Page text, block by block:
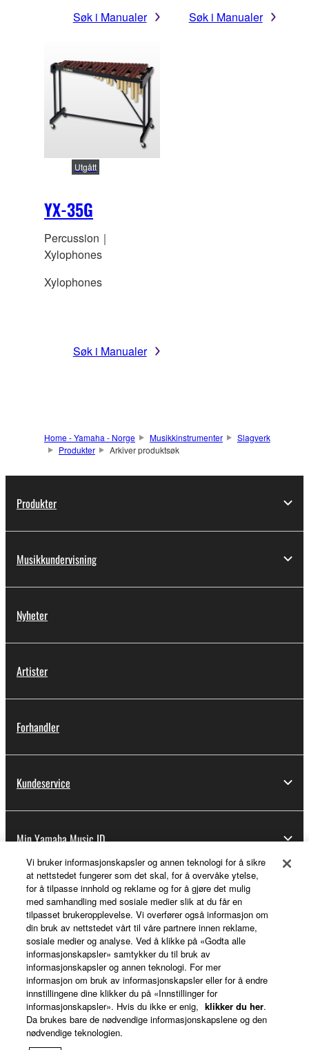
Søk i Manualer Søk i Manualer
YX-35G
Utgått
Percussion｜
Xylophones
Xylophones
Søk i Manualer
Home - Yamaha - Norge Musikkinstrumenter
Slagverk
Produkter
Arkiver produktsøk
Produkter
Musikkundervisning
Nyheter
Artister
Forhandler
Kundeservice
Min Yamaha Music ID
Om Yamaha
Norge - Norwegian
Virksomhet
Vi bruker informasjonskapsler og annen teknologi for å sikre
at nettstedet fungerer som det skal, for å overvåke ytelse,
for å tilpasse innhold og reklame og for å gjøre det mulig
med samhandling med sosiale medier slik at du får en
tilpasset brukeropplevelse. Vi overfører også informasjon om
din bruk av nettstedet vårt til våre partnere innen reklame,
sosiale medier og analyse. Ved å klikke på «Godta alle
informasjonskapsler» samtykker du til bruk av
informasjonskapsler og annen teknologi. For mer
informasjon om bruk av informasjonskapsler eller for å endre
innstillingene dine klikker du på «Innstillinger for
informasjonskapsler». Hvis du ikke er enig, klikker du her.
Da brukes bare de nødvendige informasjonskapslene og den
nødvendige teknologien.